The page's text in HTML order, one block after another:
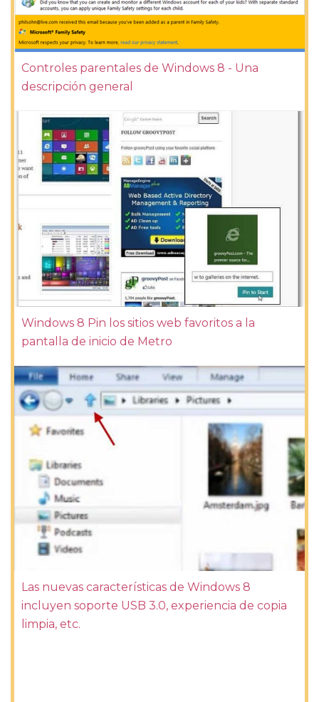
Controles parentales de Windows 8 - Una
descripción general
Windows 8 Pin los sitios web favoritos a la
pantalla de inicio de Metro
Las nuevas características de Windows 8
incluyen soporte USB 3.0, experiencia de copia
limpia, etc.